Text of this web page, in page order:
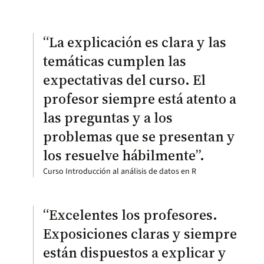
cursos y programas.
“La explicación es clara y las
temáticas cumplen las
expectativas del curso. El
profesor siempre está atento a
las preguntas y a los
problemas que se presentan y
los resuelve hábilmente”.
Curso Introducción al análisis de datos en R
“Excelentes los profesores.
Exposiciones claras y siempre
están dispuestos a explicar y